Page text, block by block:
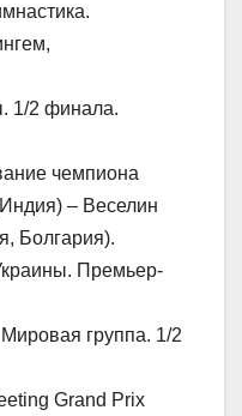
1/2 финала.
чемпиона
– Веселин
Болгария).
Премьер-
группа. 1/2
Grand Prix